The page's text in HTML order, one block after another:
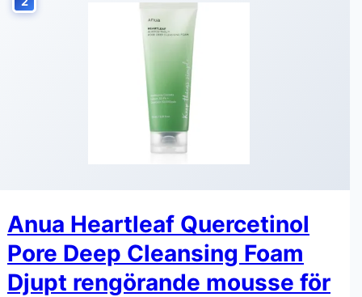
Anua Heartleaf Quercetinol
Pore Deep Cleansing Foam
Djupt rengörande mousse för